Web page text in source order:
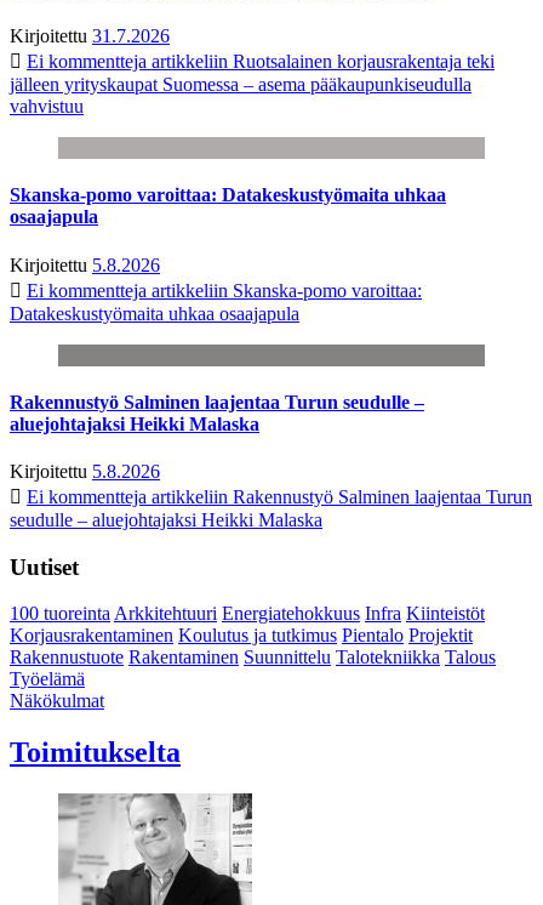
Kirjoitettu 31.7.2026
Ei kommentteja artikkeliin Ruotsalainen korjausrakentaja teki
jälleen yrityskaupat Suomessa – asema pääkaupunkiseudulla
vahvistuu
Skanska-pomo varoittaa: Datakeskustyömaita uhkaa
osaajapula
Kirjoitettu 5.8.2026
Ei kommentteja artikkeliin Skanska-pomo varoittaa:
Datakeskustyömaita uhkaa osaajapula
Rakennustyö Salminen laajentaa Turun seudulle –
aluejohtajaksi Heikki Malaska
Kirjoitettu 5.8.2026
Ei kommentteja artikkeliin Rakennustyö Salminen laajentaa Turun
seudulle – aluejohtajaksi Heikki Malaska
Uutiset
100 tuoreintaArkkitehtuuri Energiatehokkuus Infra Kiinteistöt
Korjausrakentaminen Koulutus ja tutkimus Pientalo Projektit
Rakennustuote Rakentaminen Suunnittelu Talotekniikka Talous
Työelämä
Näkökulmat
Toimitukselta